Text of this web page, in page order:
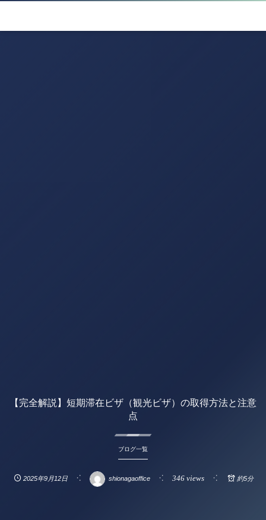
【完全解説】短期滞在ビザ（観光ビザ）の取得方法と注意
点
ブログ一覧
2025年9月12日 shionagaoffice 346 views 約5分